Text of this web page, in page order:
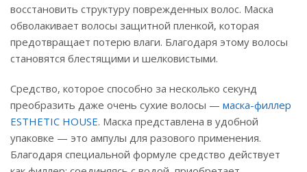
восстановить структуру поврежденных волос. Маска
обволакивает волосы защитной пленкой, которая
предотвращает потерю влаги. Благодаря этому волосы
становятся блестящими и шелковистыми.
Средство, которое способно за несколько секунд
преобразить даже очень сухие волосы — маска-филлер
ESTHETIC HOUSE. Маска представлена в удобной
упаковке — это ампулы для разового применения.
Благодаря специальной формуле средство действует